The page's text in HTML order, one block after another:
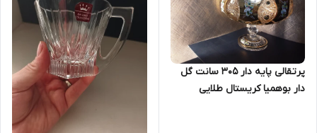
پرتقالی پایه دار ۳۰۵ سانت گل
دار بوهمیا کریستال طلایی